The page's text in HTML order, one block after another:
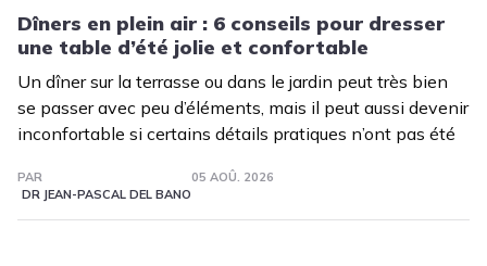
Dîners en plein air : 6 conseils pour dresser
une table d’été jolie et confortable
Un dîner sur la terrasse ou dans le jardin peut très bien
se passer avec peu d’éléments, mais il peut aussi devenir
inconfortable si certains détails pratiques n’ont pas été
PAR
DR JEAN-PASCAL DEL BANO
05 AOÛ. 2026